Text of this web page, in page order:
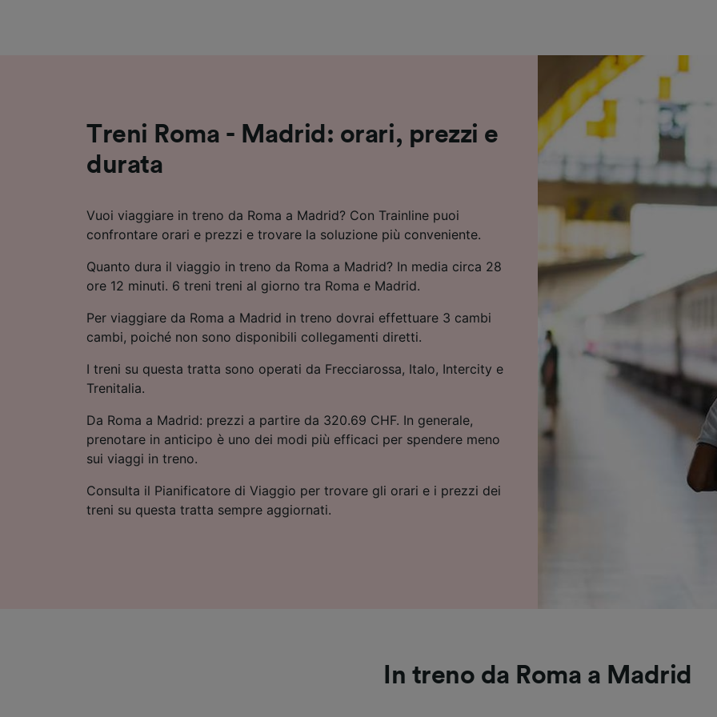
Treni Roma - Madrid: orari, prezzi e
durata
Vuoi viaggiare in treno da Roma a Madrid? Con Trainline puoi
confrontare orari e prezzi e trovare la soluzione più conveniente.
Quanto dura il viaggio in treno da Roma a Madrid? In media circa 28
ore 12 minuti. 6 treni treni al giorno tra Roma e Madrid.
Per viaggiare da Roma a Madrid in treno dovrai effettuare 3 cambi
cambi, poiché non sono disponibili collegamenti diretti.
I treni su questa tratta sono operati da Frecciarossa, Italo, Intercity e
Trenitalia.
Da Roma a Madrid: prezzi a partire da 320.69 CHF. In generale,
prenotare in anticipo è uno dei modi più efficaci per spendere meno
sui viaggi in treno.
Consulta il Pianificatore di Viaggio per trovare gli orari e i prezzi dei
treni su questa tratta sempre aggiornati.
In treno da Roma a Madrid